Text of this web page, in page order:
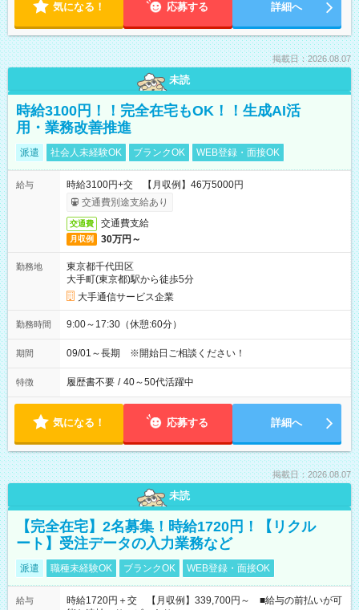
気になる！ 応募する 詳細へ
掲載日：2026.08.07
未読
時給3100円！！完全在宅もOK！！生成AI活
用・業務改善推進
派遣 社会人未経験OK ブランクOK WEB登録・面接OK
給与
時給3100円+交 【月収例】46万5000円
交通費別途支給あり
交通費 交通費支給
月収例 30万円～
勤務地
東京都千代田区
大手町(東京都)駅から徒歩5分
大手通信サービス企業
勤務時間 9:00～17:30（休憩:60分）
期間 09/01～長期 ※開始日ご相談ください！
特徴 履歴書不要 / 40～50代活躍中
気になる！ 応募する 詳細へ
掲載日：2026.08.07
未読
【完全在宅】2名募集！時給1720円！【リクル
ート】受注データの入力業務など
派遣 職種未経験OK ブランクOK WEB登録・面接OK
給与
時給1720円＋交 【月収例】339,700円～ ■給与の前払いが可